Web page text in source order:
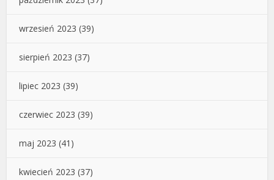
wrzesień 2023 (39)
sierpień 2023 (37)
lipiec 2023 (39)
czerwiec 2023 (39)
maj 2023 (41)
kwiecień 2023 (37)